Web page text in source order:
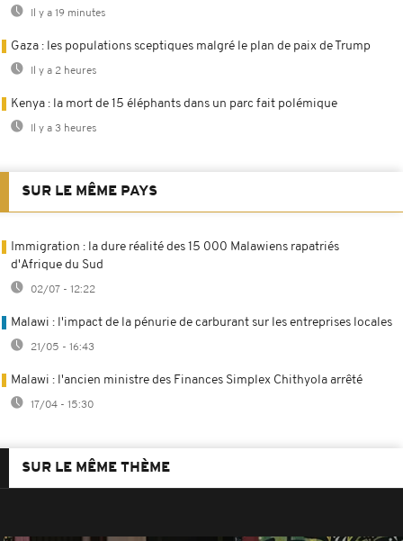
Il y a 19 minutes
Gaza : les populations sceptiques malgré le plan de paix de Trump
Il y a 2 heures
Kenya : la mort de 15 éléphants dans un parc fait polémique
Il y a 3 heures
SUR LE MÊME PAYS
Immigration : la dure réalité des 15 000 Malawiens rapatriés
d'Afrique du Sud
02/07 - 12:22
Malawi : l'impact de la pénurie de carburant sur les entreprises locales
21/05 - 16:43
Malawi : l'ancien ministre des Finances Simplex Chithyola arrêté
17/04 - 15:30
SUR LE MÊME THÈME